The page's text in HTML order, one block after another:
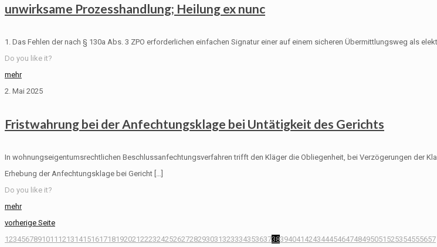
unwirksame Prozesshandlung; Heilung ex nunc
1. Das Fehlen der nach § 130a Abs. 3 ZPO erforderlichen einfachen Signatur einer auf einem sicheren Übermittlungsweg als
Do you like it?
mehr
2. Mai 2025
Fristwahrung bei der Anfechtungsklage bei Untätigkeit des Gerichts
In wohnungseigentumsrechtlichen Beschlussanfechtungsverfahren trifft den Kläger die Obliegenheit, bei Verzögerungen der
Erhebung der Anfechtungsklage bei Gericht […]
Do you like it?
mehr
vorherige Seite
1234567891011 121314151617181920212223242526272829303132333435363738394041 42434445464748495051 525354555657